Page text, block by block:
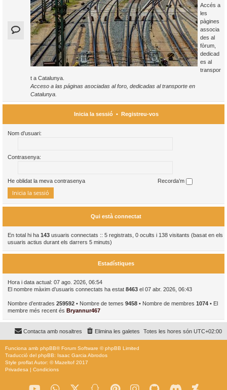
Accés a
les
pàgines
associa
des al
fòrum,
dedicad
es al
transpor
t a Catalunya.
Acceso a las páginas asociadas al foro, dedicadas al transporte en
Catalunya.
Inicia la sessió• Registreu-vos
Nom d’usuari:
Contrasenya:
He oblidat la meva contrasenya Recorda’m
Qui està connectat
En total hi ha 143 usuaris connectats :: 5 registrats, 0 ocults i 138 visitants (basat en els
usuaris actius durant els darrers 5 minuts)
Estadístiques
Hora i data actual: 07 ago. 2026, 06:54
El nombre màxim d’usuaris connectats ha estat 8463 el 07 abr. 2026, 06:43
Nombre d’entrades 259592 • Nombre de temes 9458 • Nombre de membres 1074 • El
membre més recent és Bryannur467
Totes les hores són UTC+02:00
Elimina les galetes
Contacta amb nosaltres
Funciona amb phpBB® Forum Software © phpBB Limited
Traducció del phpBB: Isaac Garcia Abrodos
Style proflatAutor: ©Mazeltof 2017
Privadesa | Condicions